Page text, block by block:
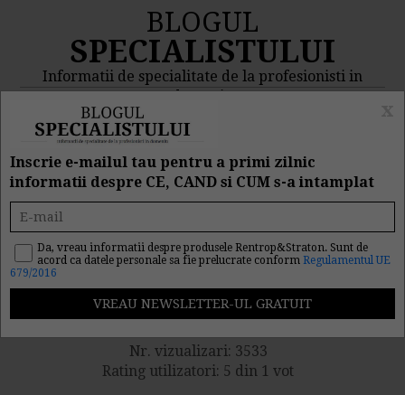
BLOGUL
SPECIALISTULUI
Informatii de specialitate de la profesionisti in
domeniu
MENIU
Rezumat CECCAR: Noutati
legislative in domeniul
contabilitatii
Nr. vizualizari: 3533
Rating utilizatori: 5 din 1 vot
Inscrie e-mailul tau pentru a primi zilnic
informatii despre CE, CAND si CUM s-a intamplat
Da, vreau informatii despre produsele Rentrop&Straton. Sunt de
acord ca datele personale sa fie prelucrate conform Regulamentul UE
679/2016